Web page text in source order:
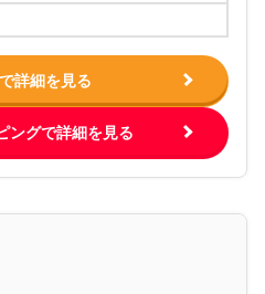
詳細を見る
ングで詳細を見る